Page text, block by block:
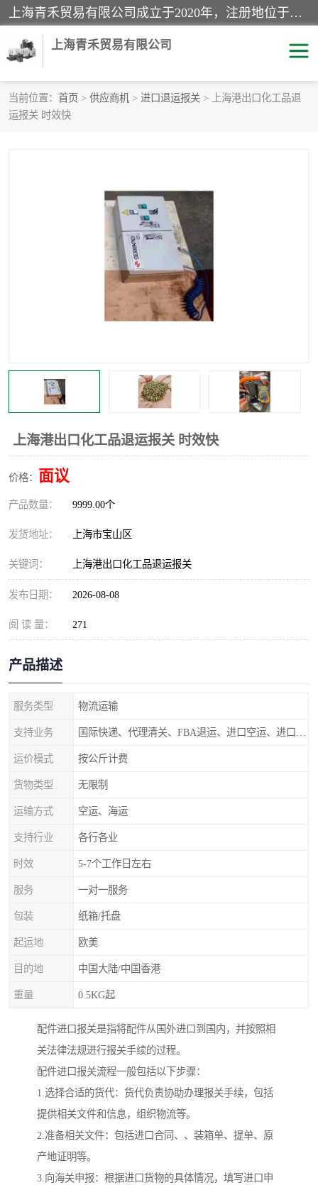
上海青禾贸易有限公司成立于2020年，注册地位于上海市宝山区。经营范围包括：机械设备、五金制品、劳防用品、电子产品、塑胶制品、家具、模具、纺织品、仪器仪表、建筑材料、装饰材料、化工产品、金属制品、机车配件等货物进出口报关、清关服务。
上海青禾贸易有限公司
当前位置： 首页 > 供应商机 > 进口退运报关 > 上海港出口化工品退
运报关 时效快
上海港出口化工品退运报关 时效快
价格： 面议
产品数量： 9999.00个
发货地址： 上海市宝山区
关键词： 上海港出口化工品退运报关
发布日期： 2026-08-08
阅 读 量： 271
产品描述
服务类型 物流运输
支持业务
运价模式 按公斤计费
货物类型 无限制
运输方式 空运、海运
支持行业 各行各业
时效 5-7个工作日左右
服务 一对一服务
包装 纸箱/托盘
起运地 欧美
目的地 中国大陆/中国香港
重量 0.5KG起
配件进口报关是指将配件从国外进口到国内，并按照相
关法律法规进行报关手续的过程。
配件进口报关流程一般包括以下步骤：
1.选择合适的货代：货代负责协助办理报关手续，包括
提供相关文件和信息，组织物流等。
2.准备相关文件：包括进口合同、、装箱单、提单、原
产地证明等。
3.向海关申报：根据进口货物的具体情况，填写进口申
酒类饮料报关
进口杂货清关
机床进口清关